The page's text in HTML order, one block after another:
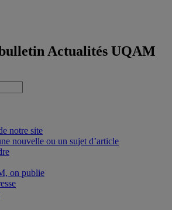
Actualités UQAM
notre site
nouvelle ou un sujet d’article
on publie